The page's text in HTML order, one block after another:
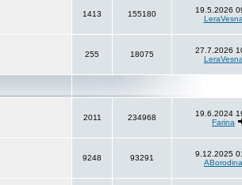
1413 155180
19.5.2026
LeraVesna
255 18075
27.7.2026
LeraVesna
2011 234968
19.6.2024
Farina
9248 93291
9.12.2025
ABorodina